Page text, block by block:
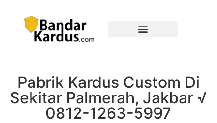
Pabrik Kardus Custom Di
Sekitar Palmerah, Jakbar √
0812-1263-5997